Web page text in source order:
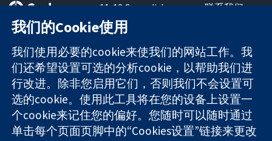
可信任的证据
知情决定
更完善的医疗健
康
11-13 Cavendish
Square
London
W1G 0AN
United Kingdom
联系我们
关于我们
工作机会
Cochrane
Library
The Cochrane Collaboration is a charity (no. 1045921) and a
我们的Cookie使用
我们使用必要的cookie来使我们的网站工作。我
们还希望设置可选的分析cookie，以帮助我们进
行改进。除非您启用它们，否则我们不会设置可
选的cookie。使用此工具将在您的设备上设置一
个cookie来记住您的偏好。您随时可以随时通过
单击每个页面页脚中的“Cookies设置”链接来更改